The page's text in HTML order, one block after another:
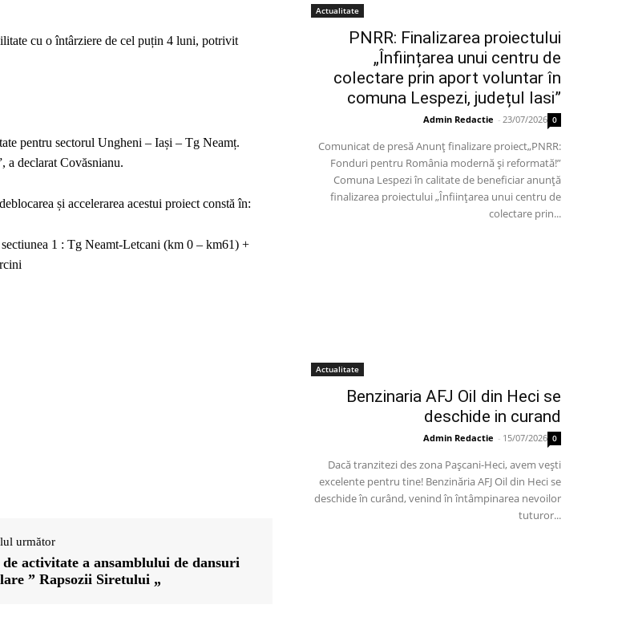
cu o întârziere de cel puțin 4 luni, potrivit
pentru sectorul Ungheni – Iași – Tg Neamț.
a declarat Covăsnianu.
și accelerarea acestui proiect constă în:
1 : Tg Neamt-Letcani (km 0 – km61) +
următor
de activitate a ansamblului de dansuri
” Rapsozii Siretului „
Actualitate
PNRR: Finalizarea proiectului
„Înființarea unui centru de
colectare prin aport voluntar în
comuna Lespezi, județul Iasi”
Admin Redactie - 23/07/2026 0
Comunicat de presă Anunț finalizare proiect„PNRR:
Fonduri pentru România modernă și reformată!”
Comuna Lespezi în calitate de beneficiar anunță
finalizarea proiectului „Înființarea unui centru de
colectare prin...
Actualitate
Benzinaria AFJ Oil din Heci se
deschide in curand
Admin Redactie - 15/07/2026 0
Dacă tranzitezi des zona Pașcani-Heci, avem vești
excelente pentru tine! Benzinăria AFJ Oil din Heci se
deschide în curând, venind în întâmpinarea nevoilor
tuturor...